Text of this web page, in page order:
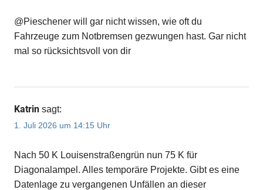
@Pieschener will gar nicht wissen, wie oft du
Fahrzeuge zum Notbremsen gezwungen hast. Gar nicht
mal so rücksichtsvoll von dir
Katrin sagt:
1. Juli 2026 um 14:15 Uhr
Nach 50 K Louisenstraßengrün nun 75 K für
Diagonalampel. Alles temporäre Projekte. Gibt es eine
Datenlage zu vergangenen Unfällen an dieser